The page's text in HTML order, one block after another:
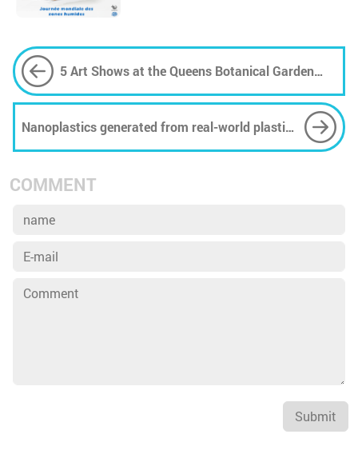
5 Art Shows at the Queens Botanical Garden
Climate Art Festival
Nanoplastics generated from real-world plastic
waste readily adsorb heavy metal ions, study
COMMENT
Submit